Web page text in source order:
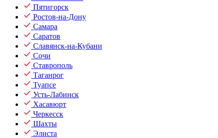
Пятигорск
Ростов-на-Дону
Самара
Саратов
Славянск-на-Кубани
Сочи
Ставрополь
Таганрог
Туапсе
Усть-Лабинск
Хасавюрт
Черкесск
Шахты
Элиста